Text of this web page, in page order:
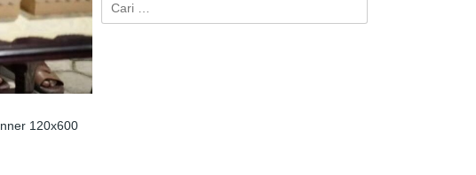
untuk: